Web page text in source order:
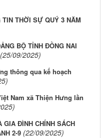
THỜI SỰ QUÝ 3 NĂM
BỘ TỈNH ĐỒNG NAI
(25/09/2025)
thông qua kế hoạch
Nam xã Thiện Hưng lần
GIA ĐÌNH CHÍNH SÁCH
2-9 (22/09/2025)